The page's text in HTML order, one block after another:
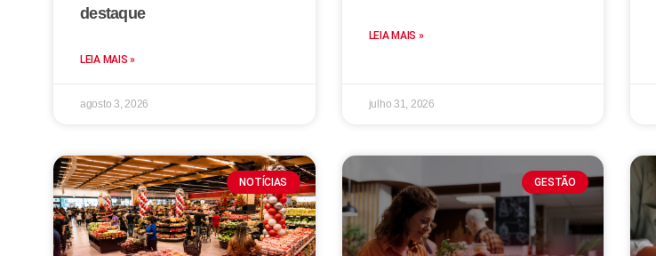
destaque
LEIA MAIS »
agosto 3, 2026
LEIA MAIS »
julho 31, 2026
NOTÍCIAS GESTÃO